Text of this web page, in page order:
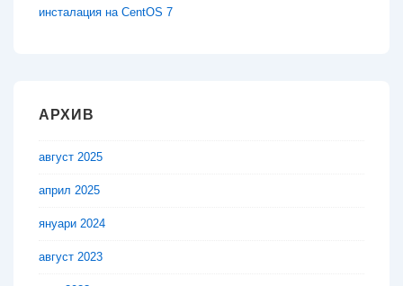
инсталация на CentOS 7
АРХИВ
август 2025
април 2025
януари 2024
август 2023